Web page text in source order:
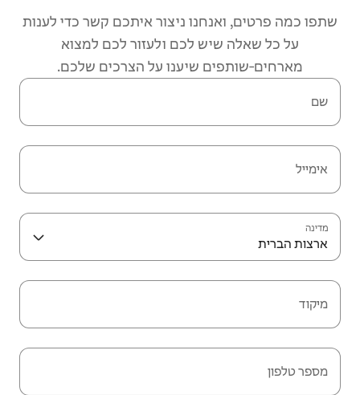
שתפו כמה פרטים, ואנחנו ניצור איתכם קשר כדי לענות
על כל שאלה שיש לכם ולעזור לכם למצוא
מארחים‑שותפים שיענו על הצרכים שלכם.
שם
אימייל
מדינה
ארצות הברית
מיקוד
מספר טלפון